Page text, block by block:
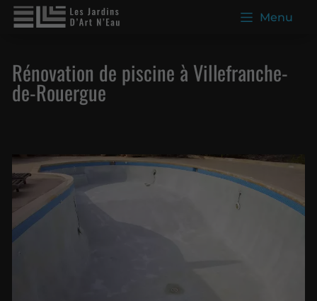
Menu
Rénovation de piscine à Villefranche-
de-Rouergue